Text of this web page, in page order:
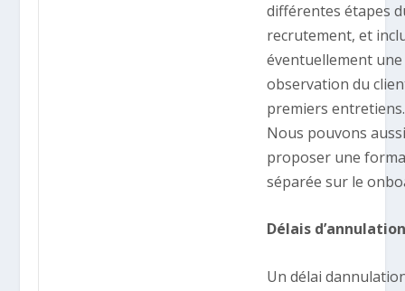
différentes étapes
recrutement, et
éventuellement une
observation du
premiers entretiens.
Nous pouvons
proposer une
séparée sur le
Délais
Un délai